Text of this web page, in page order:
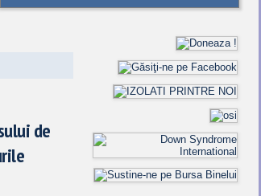
de